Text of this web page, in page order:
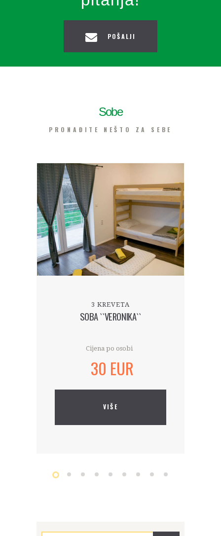
POŠALJI
Sobe
PRONAĐITE NEŠTO ZA SEBE
3 KREVETA
SOBA ``VERONIKA``
Cijena po osobi
30 EUR
VIŠE